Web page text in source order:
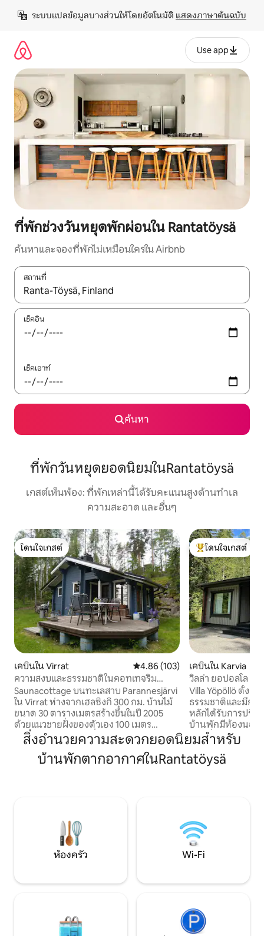
เนื้อหา
ระบบแปลข้อมูลบางส่วนให้โดยอัตโนมัติ แสดงภาษาต้นฉบับ
Use app
ที่พักช่วงวันหยุดพักผ่อนใน Rantatöysä
ค้นหาและจองที่พักไม่เหมือนใครใน Airbnb
สถานที่
ใช้ลูกศรขึ้นลง หรือใช้การสัมผัสหรือปัด เพื่อสำรวจผลการค้นหา
เช็คอิน
เช็คเอาท์
ค้นหา
ที่พักวันหยุดยอดนิยมในRantatöysä
เกสต์เห็นพ้อง: ที่พักเหล่านี้ได้รับคะแนนสูงด้านทำเล
ความสะอาด และอื่นๆ
โดนใจเกสต์
โดนใจเกสต์
เคบินใน Virrat คะแนนเฉลี่ย 4.86 จาก 5, 103 รีวิว
4.86 (103)
ความสงบและธรรมชาติในคอทเทจริม
ทะเลสาบ
Saunacottage บนทะเลสาบ Parannesjärvi
ใน Virrat ห่างจากเฮลซิงกิ 300 กม. บ้านไม้
ขนาด 30 ตารางเมตรสร้างขึ้นในปี 2005
ด้วยแนวชายฝั่งของตัวเอง 100 เมตร
เจ้าของอาศัยอยู่บนที่ดินขนาด 1,4 ไร่
เดียวกันห่างออกไป 70 เมตร ในห้องนั่งเล่น/
ครัวของกระท่อมคุณจะพบเตียงโซฟาคู่
สำหรับคู่รักที่จะใช้เวลาในวันหยุด
โดนใจเกสต์ที่สุด
โดนใจเกสต์
เคบินใน Karvia
วิลล่า ยอปอลโล
Villa Yöpöllö ตั้งอ
ธรรมชาติและมีกา
หลักได้รับการปรั
บ้านพักมีห้องนอน
ห้องนั่งเล่น และห้
ฝักบัว และเครื่อง
+ เตียงพกพา อาคารในสนามก็ได้รับการ
ปรับปรุงเช่นกัน
พร้อมใช้ 100
สิ่งอำนวยความสะดวกยอดนิยมสำหรับ
บ้านพักตากอากาศในRantatöysä
ห้องครัว Wi-Fi